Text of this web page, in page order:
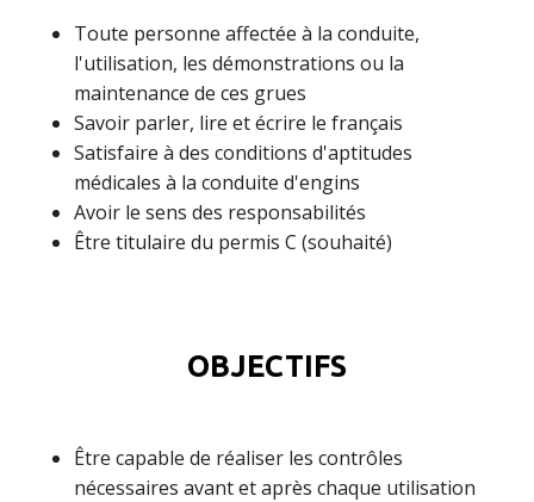
Toute personne affectée à la conduite,
l'utilisation, les démonstrations ou la
maintenance de ces grues
Savoir parler, lire et écrire le français
Satisfaire à des conditions d'aptitudes
médicales à la conduite d'engins
Avoir le sens des responsabilités
Être titulaire du permis C (souhaité)
OBJECTIFS
Être capable de réaliser les contrôles
nécessaires avant et après chaque utilisation